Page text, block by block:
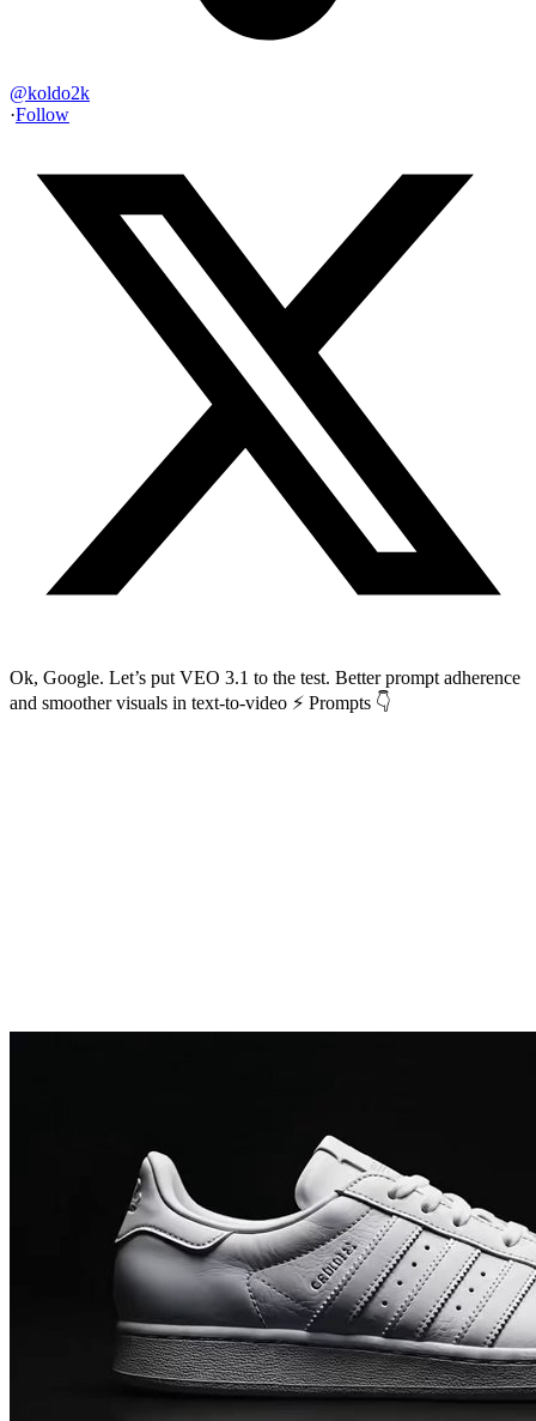
@koldo2k
·Follow
Ok, Google. Let’s put VEO 3.1 to the test. Better prompt adherence
and smoother visuals in text-to-video ⚡ Prompts 👇